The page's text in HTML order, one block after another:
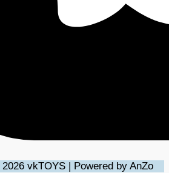
vkTOYS | Powered by AnZo